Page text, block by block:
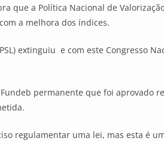
que a Política Nacional de
a melhora dos índices.
extinguiu e com este Congresso
permanente que foi aprovado
regulamentar uma lei, mas esta é